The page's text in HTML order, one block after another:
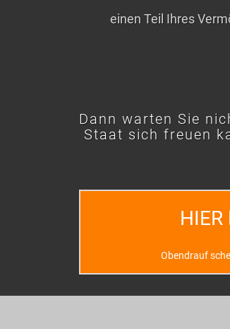
einen Teil Ihres
Dann warten Sie
Staat sich freuen
HIER
Obendrauf